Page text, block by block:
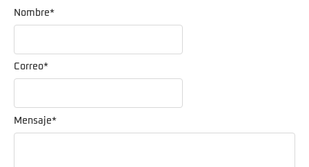
Mensaje*
Nombre*
Correo*